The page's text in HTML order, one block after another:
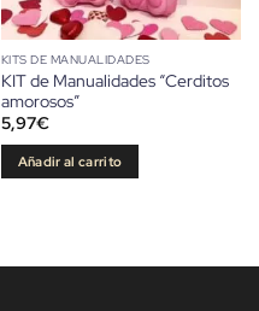
KITS DE MANUALIDADES
KIT de Manualidades “Cerditos
amorosos”
5,97€
Añadir al carrito